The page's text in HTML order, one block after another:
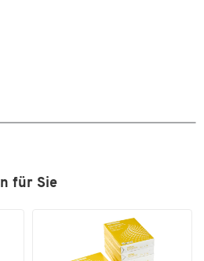
für Sie